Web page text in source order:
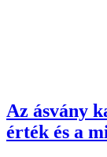
Az ásvány
érték és a